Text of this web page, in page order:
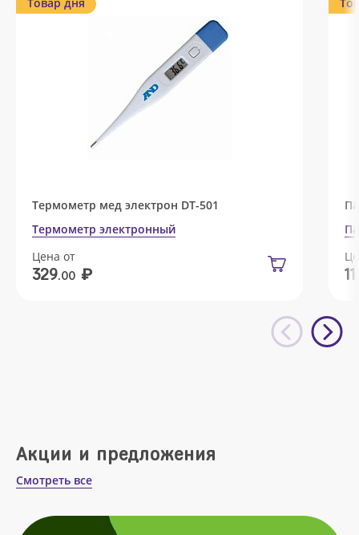
Термометр мед электрон DT-501
Термометр электронный
Цена от
329.00 ₽ 11
Акции и предложения
Смотреть все